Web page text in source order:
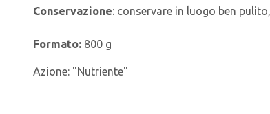
Conservazione: conservare in luogo ben
Formato: 800 g
Azione: "Nutriente"